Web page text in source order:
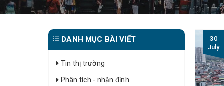
30
July
DANH MỤC BÀI VIẾT
Tin thị trường
Phân tích - nhận định